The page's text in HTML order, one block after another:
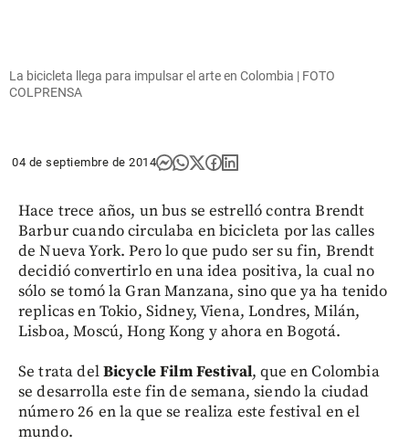
La bicicleta llega para impulsar el arte en Colombia | FOTO
COLPRENSA
04 de septiembre de 2014
Hace trece años, un bus se estrelló contra Brendt
Barbur cuando circulaba en bicicleta por las calles
de Nueva York. Pero lo que pudo ser su fin, Brendt
decidió convertirlo en una idea positiva, la cual no
sólo se tomó la Gran Manzana, sino que ya ha tenido
replicas en Tokio, Sidney, Viena, Londres, Milán,
Lisboa, Moscú, Hong Kong y ahora en Bogotá.
Se trata delBicycle Film Festival, que en Colombia
se desarrolla este fin de semana, siendo la ciudad
número 26 en la que se realiza este festival en el
mundo.